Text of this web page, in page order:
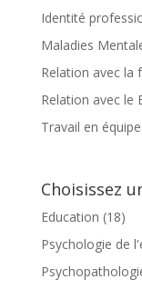
Identité
Maladies
Relation avec la
Relation avec le
Travail en équipe
Choisissez
Education (18)
Psychologie de